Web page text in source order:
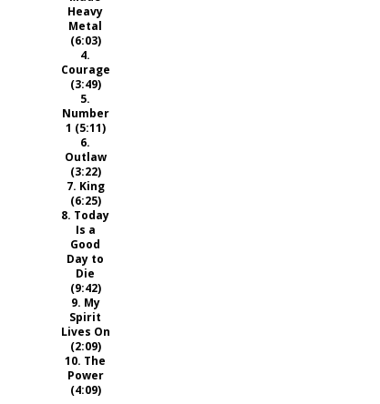
Heavy
Metal
(6:03)
4.
Courage
(3:49)
5.
Number
1 (5:11)
6.
Outlaw
(3:22)
7. King
(6:25)
8. Today
Is a
Good
Day to
Die
(9:42)
9. My
Spirit
Lives On
(2:09)
10. The
Power
(4:09)